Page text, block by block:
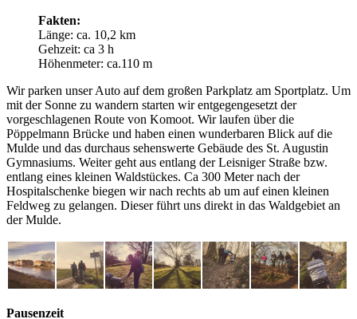
Fakten:
Länge: ca. 10,2 km
Gehzeit: ca 3 h
Höhenmeter: ca.110 m
Wir parken unser Auto auf dem großen Parkplatz am Sportplatz. Um
mit der Sonne zu wandern starten wir entgegengesetzt der
vorgeschlagenen Route von Komoot. Wir laufen über die
Pöppelmann Brücke und haben einen wunderbaren Blick auf die
Mulde und das durchaus sehenswerte Gebäude des St. Augustin
Gymnasiums. Weiter geht aus entlang der Leisniger Straße bzw.
entlang eines kleinen Waldstückes. Ca 300 Meter nach der
Hospitalschenke biegen wir nach rechts ab um auf einen kleinen
Feldweg zu gelangen. Dieser führt uns direkt in das Waldgebiet an
der Mulde.
Pausenzeit